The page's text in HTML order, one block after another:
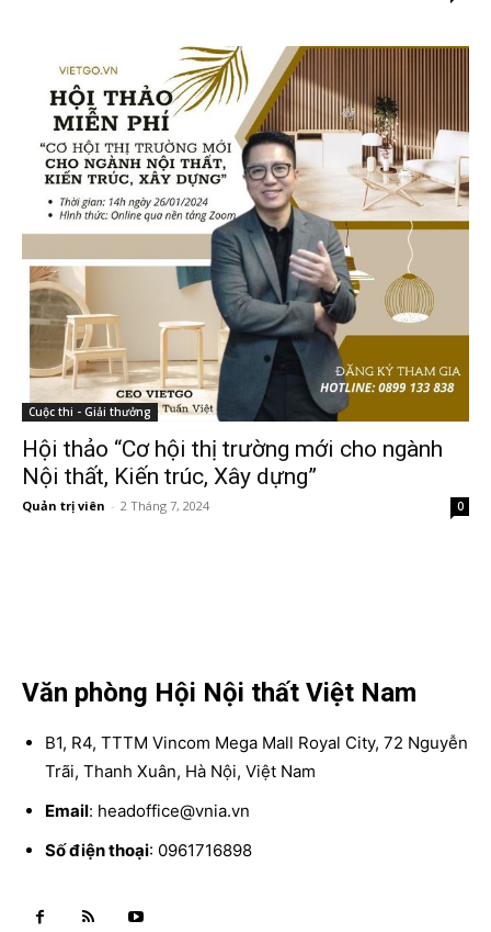
Cuộc thi - Giải thưởng
Hội thảo “Cơ hội thị trường mới cho ngành
Nội thất, Kiến trúc, Xây dựng”
Quản trị viên - 2 Tháng 7, 2024 0
Văn phòng Hội Nội thất Việt Nam
B1, R4, TTTM Vincom Mega Mall Royal City, 72 Nguyễn
Trãi, Thanh Xuân, Hà Nội, Việt Nam
Email: headoffice@vnia.vn
Số điện thoại: 0961716898